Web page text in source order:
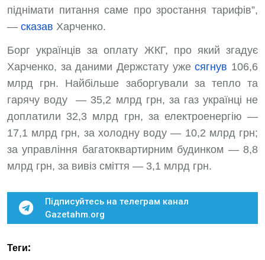
піднімати питання саме про зростання тарифів”,
— сказав Харченко.
Борг українців за оплату ЖКГ, про який згадує
Харченко, за даними Держстату ужесягнув 106,6
млрд грн. Найбільше заборгували за тепло та
гарячу воду — 35,2 млрд грн, за газ українці не
доплатили 32,3 млрд грн, за електроенергію —
17,1 млрд грн, за холодну воду — 10,2 млрд грн;
за управління багатоквартирним будинком — 8,8
млрд грн, за вивіз сміття — 3,1 млрд грн.
Підписуйтесь на телеграм канал
Gazetahm.org
Теги: